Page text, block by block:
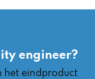
engineer?
het eindproduct